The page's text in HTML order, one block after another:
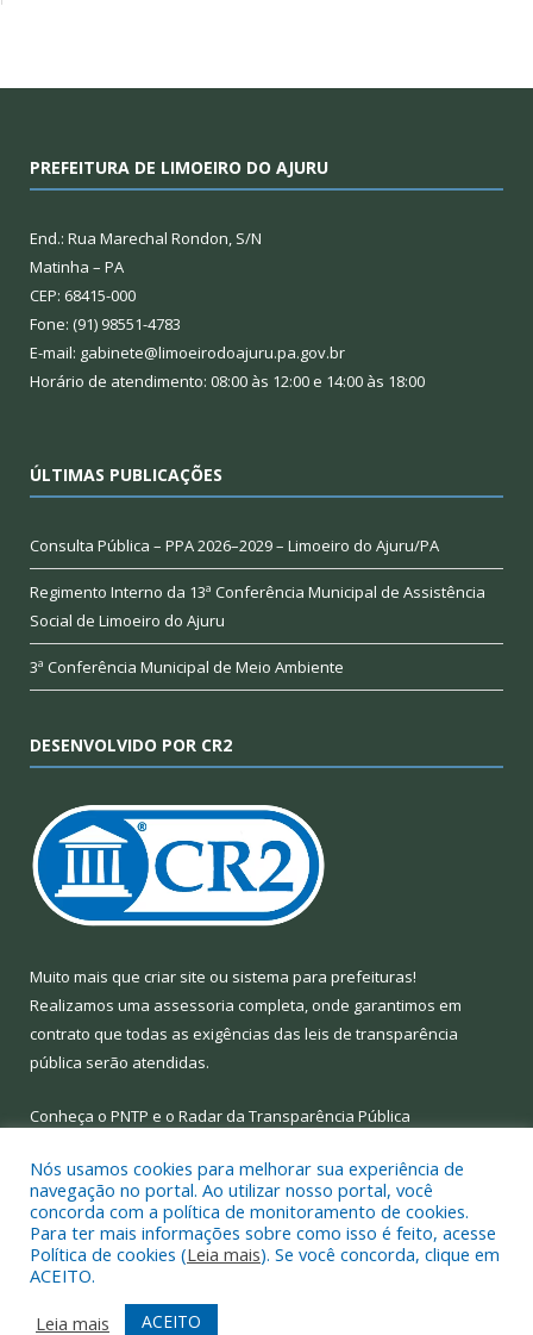
PREFEITURA DE LIMOEIRO DO AJURU
End.: Rua Marechal Rondon, S/N
Matinha – PA
CEP: 68415-000
Fone: (91) 98551-4783
E-mail: gabinete@limoeirodoajuru.pa.gov.br
Horário de atendimento: 08:00 às 12:00 e 14:00 às 18:00
ÚLTIMAS PUBLICAÇÕES
Consulta Pública – PPA 2026–2029 – Limoeiro do Ajuru/PA
Regimento Interno da 13ª Conferência Municipal de Assistência
Social de Limoeiro do Ajuru
3ª Conferência Municipal de Meio Ambiente
DESENVOLVIDO POR CR2
Muito mais que criar site ou sistema para prefeituras!
Realizamos uma assessoria completa, onde garantimos em
contrato que todas as exigências das leis de transparência
pública serão atendidas.
Conheça o PNTP e o Radar da Transparência Pública
Todos os direitos reservados a Prefeitura Municipal de Limoeiro
do Ajuru.
Mapa do Site
Acessar Área Administrativa
Nós usamos cookies para melhorar sua experiência de
navegação no portal. Ao utilizar nosso portal, você
concorda com a política de monitoramento de cookies.
Para ter mais informações sobre como isso é feito, acesse
Política de cookies (Leia mais). Se você concorda, clique em
ACEITO.
Leia mais
ACEITO